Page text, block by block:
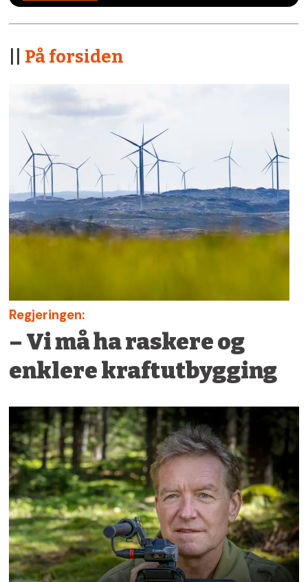
På forsiden
Regjeringen:
– Vi må ha raskere og
enklere kraftutbygging